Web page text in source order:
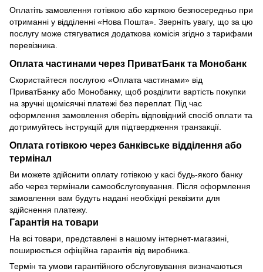
Оплатіть замовлення готівкою або карткою безпосередньо при
отриманні у відділенні «Нова Пошта». Зверніть увагу, що за цю
послугу може стягуватися додаткова комісія згідно з тарифами
перевізника.
Оплата частинами через ПриватБанк та Монобанк
Скористайтеся послугою «Оплата частинами» від
ПриватБанку або Монобанку, щоб розділити вартість покупки
на зручні щомісячні платежі без переплат. Під час
оформлення замовлення оберіть відповідний спосіб оплати та
дотримуйтесь інструкцій для підтвердження транзакції.
Оплата готівкою через банківське відділення або
термінал
Ви можете здійснити оплату готівкою у касі будь-якого банку
або через термінали самообслуговування. Після оформлення
замовлення вам будуть надані необхідні реквізити для
здійснення платежу.
Гарантія на товари
На всі товари, представлені в нашому інтернет-магазині,
поширюється офіційна гарантія від виробника.
Термін та умови гарантійного обслуговування визначаються